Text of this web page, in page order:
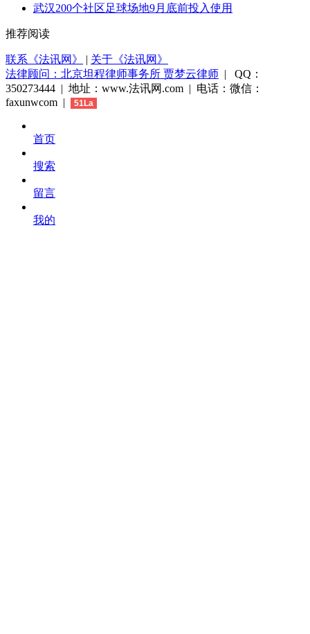
武汉200个社区足球场地9月底前投入使用
推荐阅读
联系《法讯网》 | 关于《法讯网》
法律顾问：北京坦程律师事务所 贾梦云律师 | QQ：
350273444 | 地址：www.法讯网.com | 电话：微信：
faxunwcom |
51La
首页
搜索
留言
我的